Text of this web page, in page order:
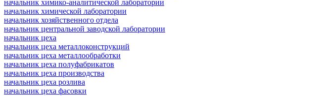
начальник химико-аналитической лаборатории
начальник химической лаборатории
начальник хозяйственного отдела
начальник центральной заводской лаборатории
начальник цеха
начальник цеха металлоконструкций
начальник цеха металлообработки
начальник цеха полуфабрикатов
начальник цеха производства
начальник цеха розлива
начальник цеха фасовки